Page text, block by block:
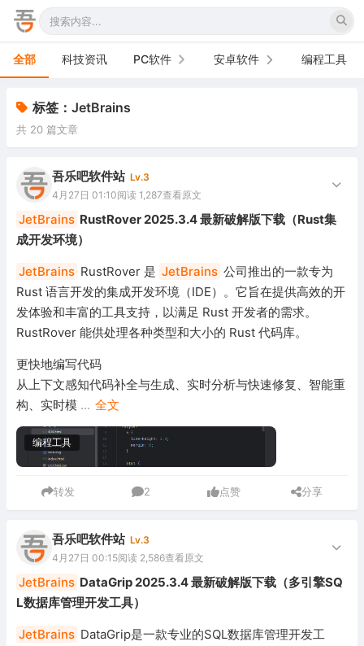
全部 科技资讯 PC软件
办公软件
网络软件
图形图像
游戏娱乐
安全防御
系统下载
安卓软件
手机软件
电视软件
车机软件
编程工具
标签：JetBrains
共 20 篇文章
吾乐吧软件站 Lv.3
4月27日 01:10阅读 1,287查看原文
JetBrains RustRover 2025.3.4 最新破解版下载（Rust集
成开发环境）
JetBrains RustRover 是 JetBrains 公司推出的一款专为
Rust 语言开发的集成开发环境（IDE）。它旨在提供高效的开
发体验和丰富的工具支持，以满足 Rust 开发者的需求。
RustRover 能供处理各种类型和大小的 Rust 代码库。
更快地编写代码
从上下文感知代码补全与生成、实时分析与快速修复、智能重
构、实时模 ... 全文
编程工具
转发 2 点赞 分享
吾乐吧软件站 Lv.3
4月27日 00:15阅读 2,586查看原文
JetBrains DataGrip 2025.3.4 最新破解版下载（多引擎SQ
L数据库管理开发工具）
JetBrains DataGrip是一款专业的SQL数据库管理开发工